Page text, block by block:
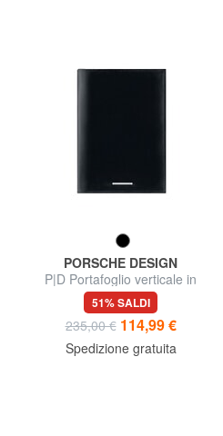
PORSCHE DESIGN
P|D Portafoglio verticale in
pelle
51% SALDI
235,00 € 114,99 €
Spedizione gratuita